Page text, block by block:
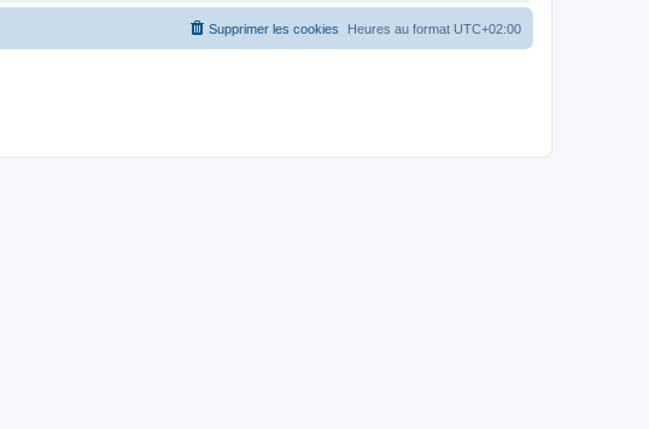
Heures au format UTC+02:00
Supprimer les cookies